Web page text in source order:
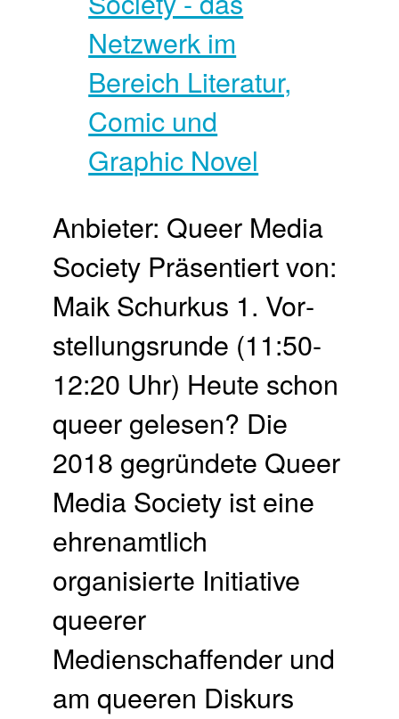
Anbieter: Queer Media
Society Präsentiert von:
Maik Schurkus 1. Vor­
stellungs­runde (11:50-
12:20 Uhr) Heute schon
queer gelesen? Die
2018 gegründete Queer
Media Society ist eine
ehrenamtlich
organisierte Initiative
queerer
Medienschaffender und
am queeren Diskurs